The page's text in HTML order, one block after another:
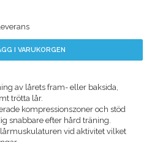
I VARUKORGEN
av lårets fram- eller baksida,
trötta lår.
kompressionszoner och stöd
snabbare efter hård träning.
vid aktivitet vilket